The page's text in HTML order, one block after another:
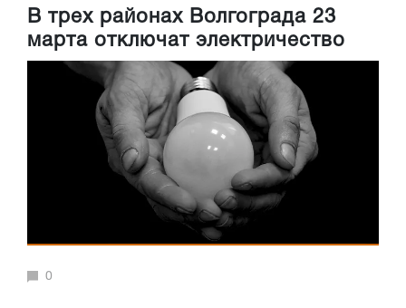
В трех районах Волгограда 23
марта отключат электричество
0